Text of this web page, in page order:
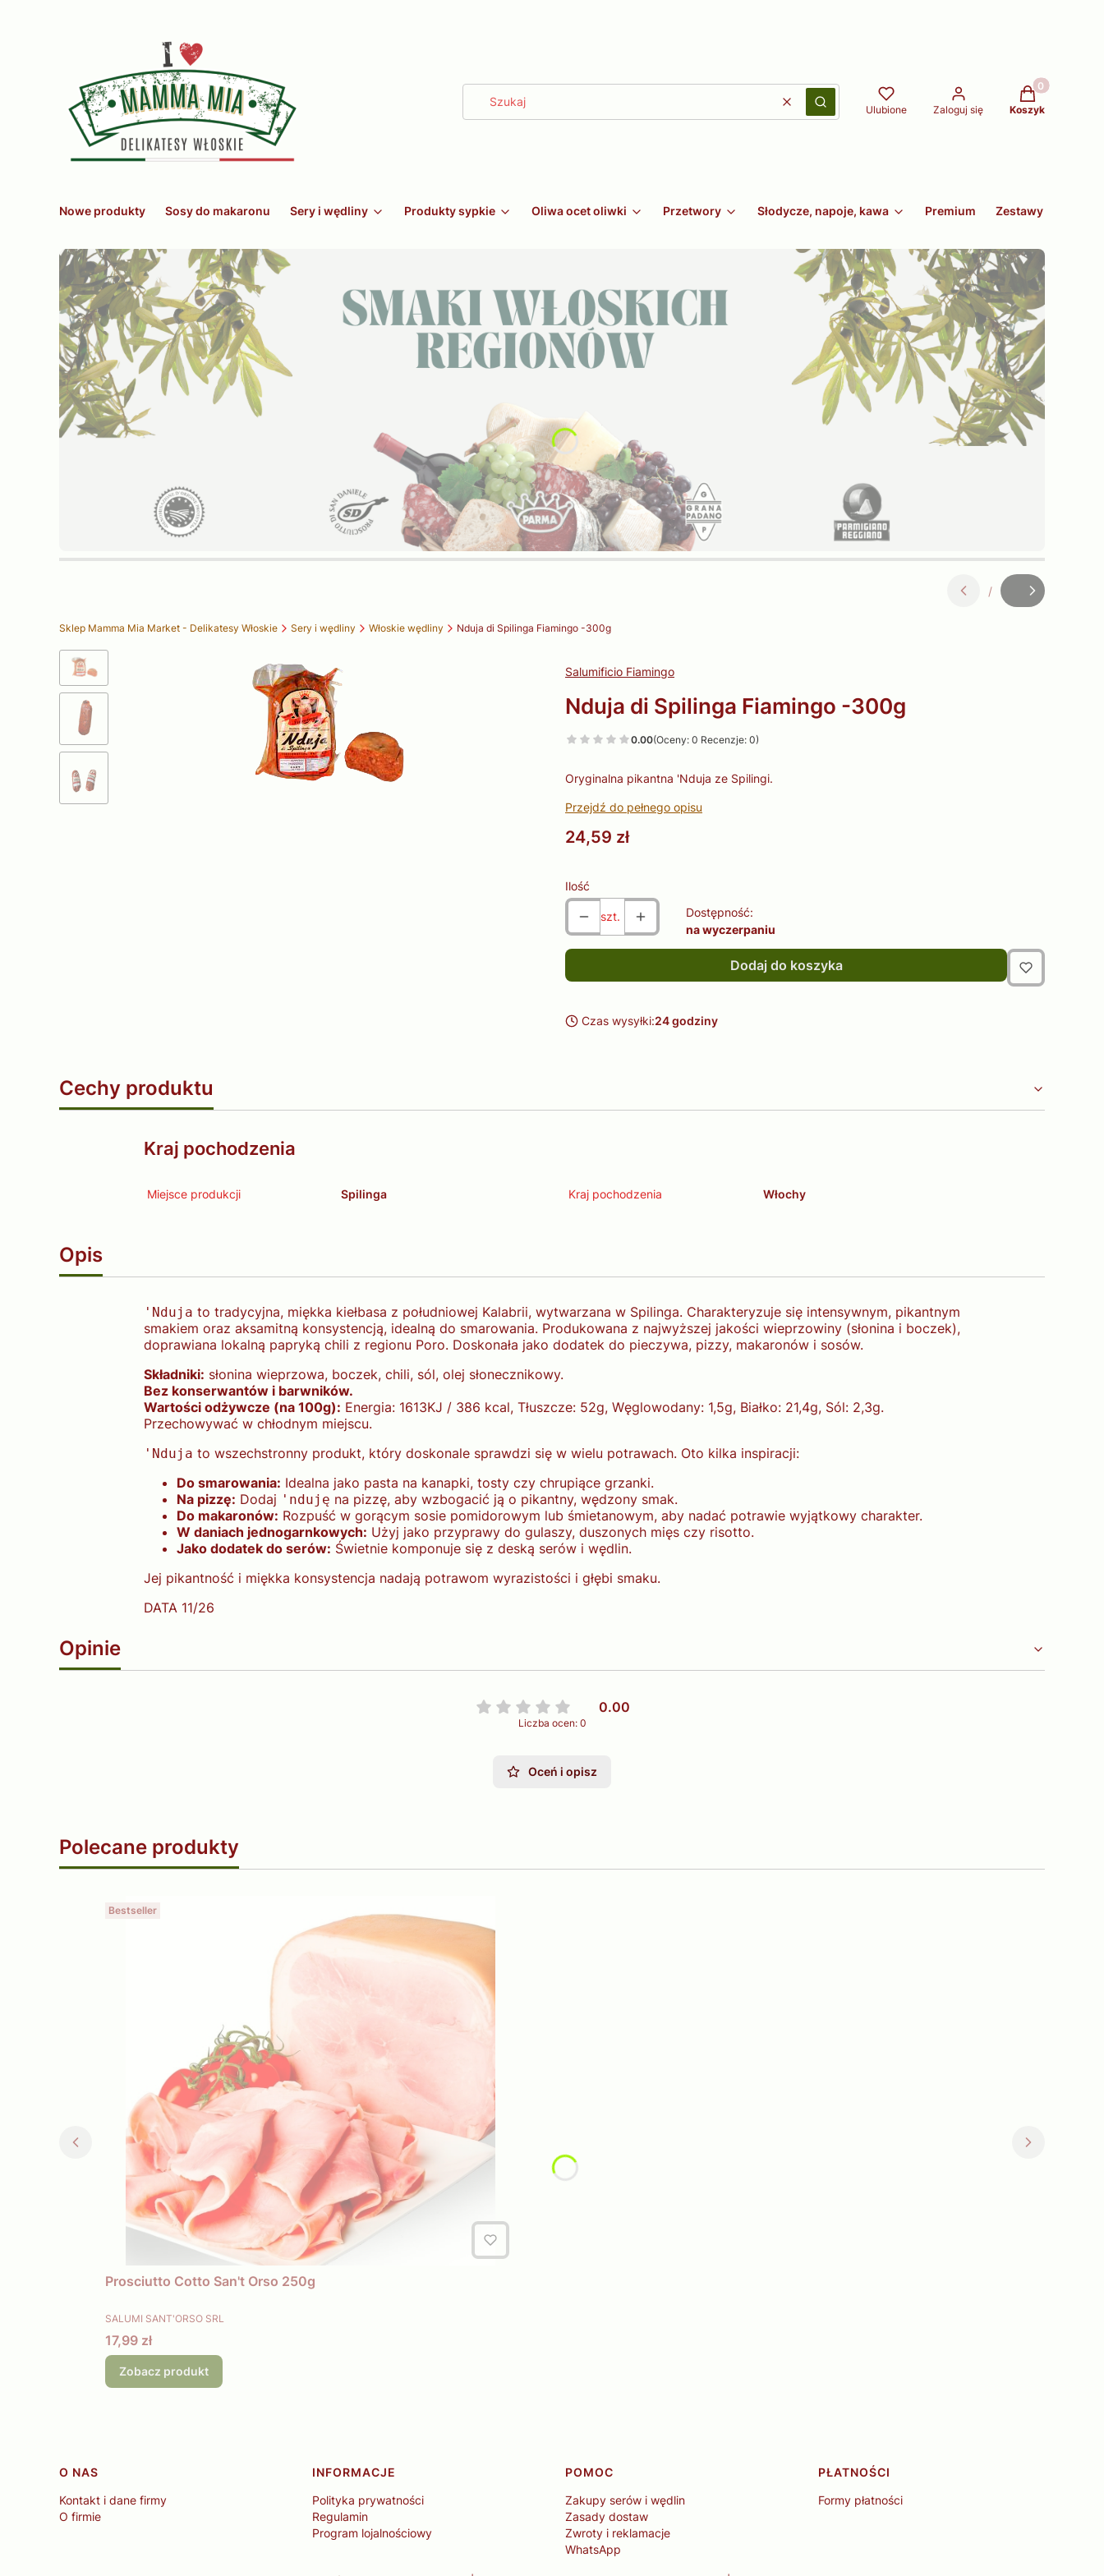
WyczyśćSzukaj Ulubione Zaloguj się
Produkty w
Koszyk
Nowe produkty Sosy do makaronu Sery i wędliny Produkty sypkie Oliwa ocet oliwki Przetwory Słodycze, napoje, kawa Premium Zestawy
Slajd
/
z
Sklep Mamma Mia Market - Delikatesy Włoskie Sery i wędliny Włoskie wędliny Nduja di Spilinga Fiamingo -300g
Salumificio Fiamingo
Nduja di Spilinga Fiamingo -300g
0.00(Oceny: 0 Recenzje: 0)
Oryginalna pikantna 'Nduja ze Spilingi.
Przejdź do pełnego opisu
Cena
24,59 zł
Ilość
szt.
Dostępność:
na wyczerpaniu
Dodaj do koszyka
Czas wysyłki:24 godziny
Cechy produktu
Kraj pochodzenia
Miejsce produkcji Spilinga Kraj pochodzenia Włochy
Opis
'Nduja to tradycyjna, miękka kiełbasa z południowej Kalabrii, wytwarzana w Spilinga. Charakteryzuje się intensywnym, pikantnym
smakiem oraz aksamitną konsystencją, idealną do smarowania. Produkowana z najwyższej jakości wieprzowiny (słonina i boczek),
doprawiana lokalną papryką chili z regionu Poro. Doskonała jako dodatek do pieczywa, pizzy, makaronów i sosów.
Składniki: słonina wieprzowa, boczek, chili, sól, olej słonecznikowy.
Bez konserwantów i barwników.
Wartości odżywcze (na 100g): Energia: 1613KJ / 386 kcal, Tłuszcze: 52g, Węglowodany: 1,5g, Białko: 21,4g, Sól: 2,3g.
Przechowywać w chłodnym miejscu.
'Nduja to wszechstronny produkt, który doskonale sprawdzi się w wielu potrawach. Oto kilka inspiracji:
Do smarowania: Idealna jako pasta na kanapki, tosty czy chrupiące grzanki.
Na pizzę: Dodaj 'nduję na pizzę, aby wzbogacić ją o pikantny, wędzony smak.
Do makaronów: Rozpuść w gorącym sosie pomidorowym lub śmietanowym, aby nadać potrawie wyjątkowy charakter.
W daniach jednogarnkowych: Użyj jako przyprawy do gulaszy, duszonych mięs czy risotto.
Jako dodatek do serów: Świetnie komponuje się z deską serów i wędlin.
Jej pikantność i miękka konsystencja nadają potrawom wyrazistości i głębi smaku.
DATA 11/26
Opinie
0.00
Liczba ocen: 0
Oceń i opisz
Polecane produkty
Bestseller
Prosciutto Cotto San't Orso 250g
PRODUCENT
SALUMI SANT'ORSO SRL
Cena
17,99 zł
Zobacz produkt
Linki w stopce
O NAS
Kontakt i dane firmy
O firmie
INFORMACJE
Polityka prywatności
Regulamin
Program lojalnościowy
POMOC
Zakupy serów i wędlin
Zasady dostaw
Zwroty i reklamacje
WhatsApp
PŁATNOŚCI
Formy płatności